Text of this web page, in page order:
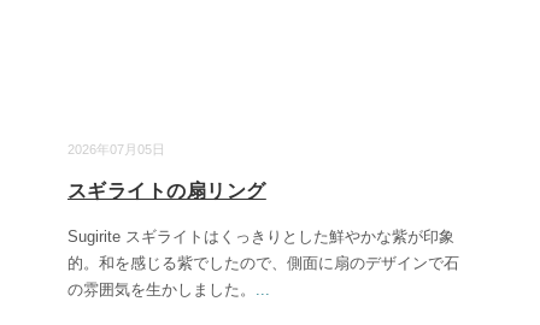
2026年07月05日
スギライトの扇リング
Sugirite スギライトはくっきりとした鮮やかな紫が印象
的。和を感じる紫でしたので、側面に扇のデザインで石
の雰囲気を生かしました。 ...